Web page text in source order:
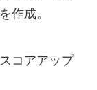
作成。
コアアップ